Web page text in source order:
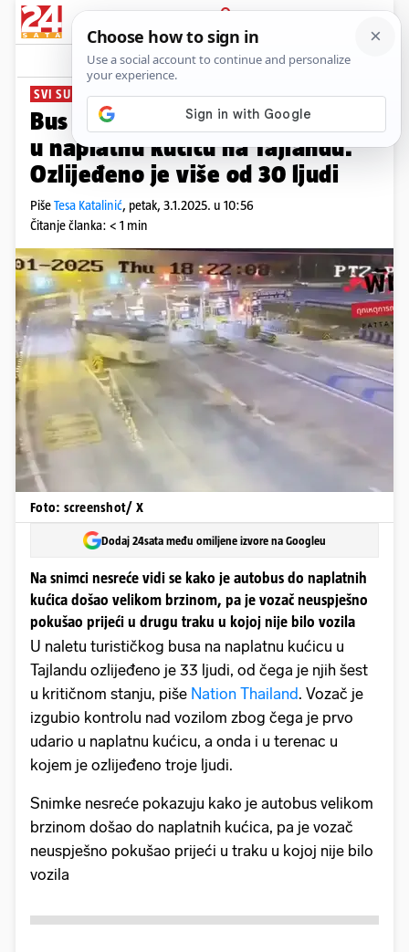
PRIJAVA
News Komentari
SVI SU PREŽIVJELI
Bus s ruskim turistima zabio se
u naplatnu kućicu na Tajlandu.
Ozlijeđeno je više od 30 ljudi
PišeTesa Katalinić, petak, 3.1.2025. u 10:56
Čitanje članka: < 1 min
Foto: screenshot/ X
Dodaj 24sata među omiljene izvore na Googleu
Na snimci nesreće vidi se kako je autobus do naplatnih
kućica došao velikom brzinom, pa je vozač neuspješno
pokušao prijeći u drugu traku u kojoj nije bilo vozila
U naletu turističkog busa na naplatnu kućicu u
Tajlandu ozlijeđeno je 33 ljudi, od čega je njih šest
u kritičnom stanju, piše Nation Thailand. Vozač je
izgubio kontrolu nad vozilom zbog čega je prvo
udario u naplatnu kućicu, a onda i u terenac u
kojem je ozlijeđeno troje ljudi.
Snimke nesreće pokazuju kako je autobus velikom
brzinom došao do naplatnih kućica, pa je vozač
neuspješno pokušao prijeći u traku u kojoj nije bilo
vozila